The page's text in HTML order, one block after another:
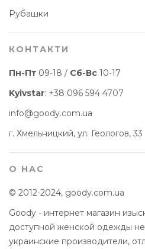
Рубашки
КОНТАКТИ
Пн-Пт 09-18 / Сб-Вс 10-17
Kyivstar: +38 096 594 4707
info@goody.com.ua
г. Хмельницкий, ул. Геологов, 33
О НАС
© 2012-2024, goody.com.ua
Goody - интернет магазин
доступной женской одежды
украинские производители,